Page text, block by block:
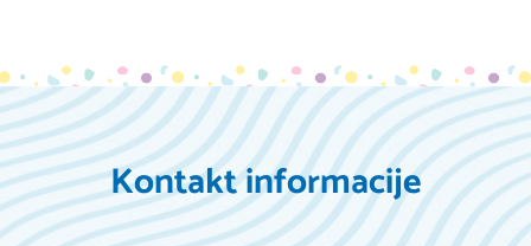
Kontakt informacije